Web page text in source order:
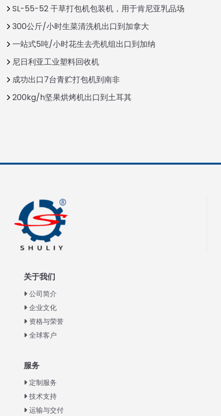
SL-55-52 干草打包机包装机，用于肯尼亚乳品场
300公斤/小时生菜清洗机出口到加拿大
一站式5吨/小时花生去壳机组出口到加纳
尼日利亚工业塑料回收机
成功出口7台青贮打包机到南非
200kg/h坚果烘烤机出口到土耳其
关于我们
公司简介
企业文化
资格与荣誉
全球客户
服务
定制服务
技术支持
运输与交付